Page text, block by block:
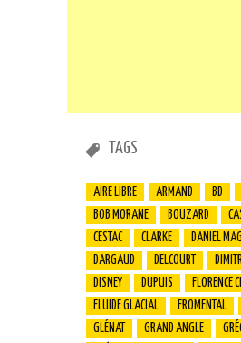
TAGS
AIRE LIBRE ARMAND BD
BOB MORANE
BOUZARD
CESTAC
CLARKE
DANIEL
DARGAUD
DELCOURT
DISNEY
DUPUIS
FLORENCE
FLUIDE GLACIAL
FROMENTAL
GLÉNAT
GRAND ANGLE